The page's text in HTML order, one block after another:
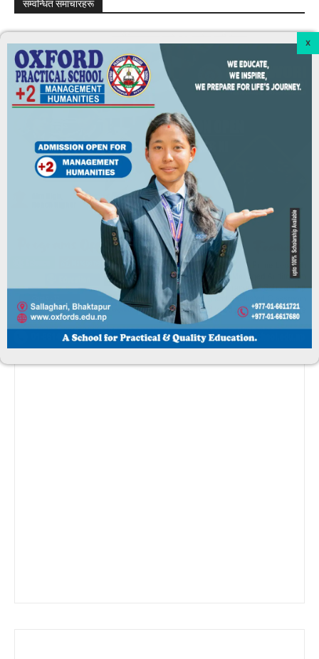
सम्वन्धित समाचारहरू
खोेज/फिचर
June 7, 2026
खोेज/फिचर
भक्तपुर नगरमा अनियमित खर्च बढ्दाे
June 7, 2026
भक्तपुरमा करार कर्मचारी, इन्धन, भ्रमण र भत्ता सहित
अनियमितता भएकाे ठहर
June 7, 2026